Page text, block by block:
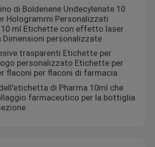
di Boldenene Undecylenate 10
Hologrammi Personalizzati
ml Etichette con effetto laser
Dimensioni personalizzate
trasparenti Etichette per
personalizzato Etichette per
flaconi per flaconi di farmacia
di Pharma 10ml che
farmaceutico per la bottiglia